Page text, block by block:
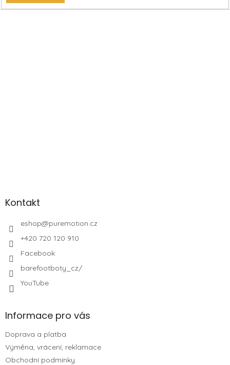
Kontakt
eshop@puremotion.cz
+420 720 120 910
Facebook
barefootboty_cz/
YouTube
Informace pro vás
Doprava a platba
Výměna, vrácení, reklamace
Obchodní podmínky